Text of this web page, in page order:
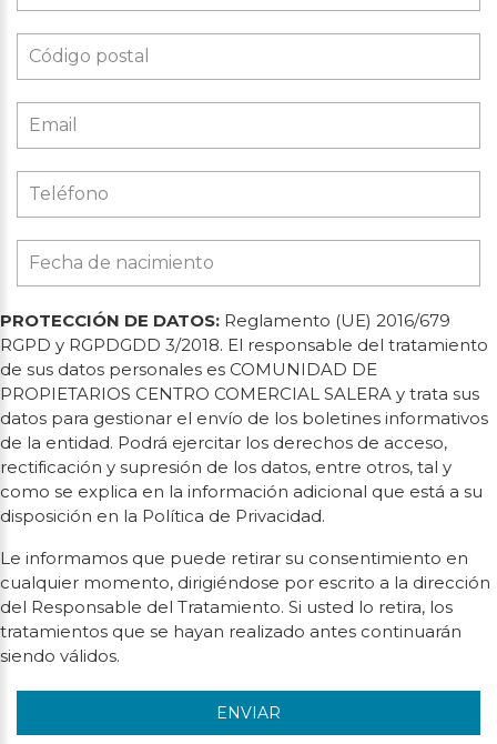
PROTECCIÓN DE DATOS: Reglamento (UE) 2016/679
RGPD y RGPDGDD 3/2018. El responsable del tratamiento
de sus datos personales es COMUNIDAD DE
PROPIETARIOS CENTRO COMERCIAL SALERA y trata sus
datos para gestionar el envío de los boletines informativos
de la entidad. Podrá ejercitar los derechos de acceso,
rectificación y supresión de los datos, entre otros, tal y
como se explica en la información adicional que está a su
disposición en la Política de Privacidad.
Le informamos que puede retirar su consentimiento en
cualquier momento, dirigiéndose por escrito a la dirección
del Responsable del Tratamiento. Si usted lo retira, los
tratamientos que se hayan realizado antes continuarán
siendo válidos.
ENVIAR